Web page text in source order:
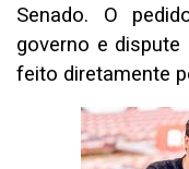
Senado. O
governo e dispute
feito diretamente